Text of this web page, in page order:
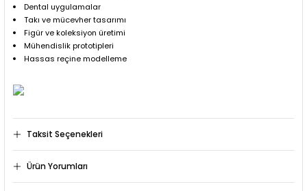
Dental uygulamalar
Takı ve mücevher tasarımı
Figür ve koleksiyon üretimi
Mühendislik prototipleri
Hassas reçine modelleme
Taksit Seçenekleri
Ürün Yorumları